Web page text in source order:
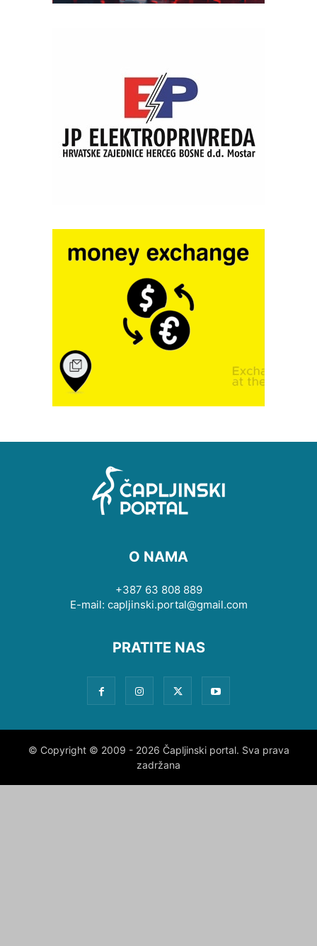
O NAMA
+387 63 808 889
E-mail: capljinski.portal@gmail.com
PRATITE NAS
© Copyright © 2009 - 2026 Čapljinski portal. Sva prava
zadržana